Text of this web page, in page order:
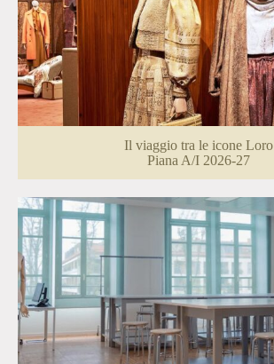
Il viaggio tra le icone Loro
Piana A/I 2026-27